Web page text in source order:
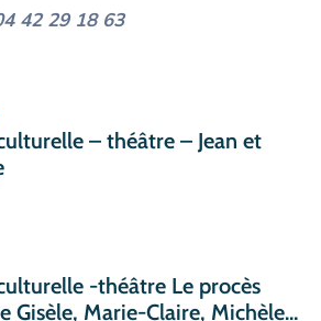
42 29 18 63
– théâtre – Jean et
-théâtre Le procès
Gisèle, Marie-Claire, Michèle…